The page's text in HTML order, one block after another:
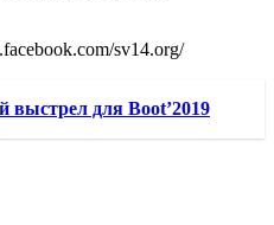
sv14.org/
выстрел для Boot’2019